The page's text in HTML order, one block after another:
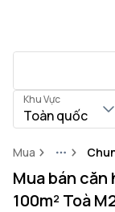
Khu Vực
Toàn quốc
Mua More
Mua bán
100m² Toà